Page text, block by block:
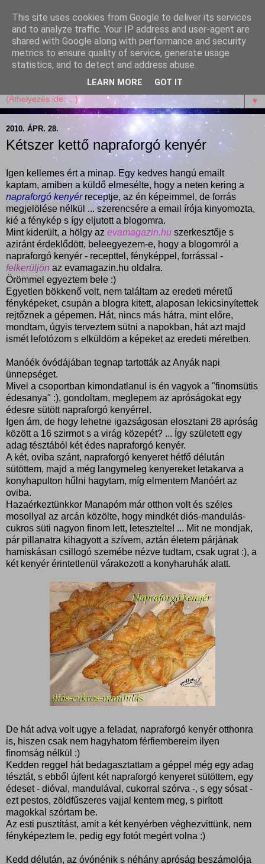
Garffyka
Szösszenetek a konyhámból, az életemből. Mosollyal,
receptekkel, vidámsággal, marcipánnal, csokival.
▼
2010. ÁPR. 28.
Kétszer kettő napraforgó kenyér
Igen kellemes ért a minap. Egy kedves hangú emailt
kaptam, amiben a küldő elmesélte, hogy a neten kering a
napraforgó kenyérreceptje, az én képeimmel, de forrás
megjelölése nélkül ... szerencsére a email írója kinyomozta,
kié a fénykép s így eljutott a blogomra.
Mint kiderült, a hölgy az evamagazin.hu szerkesztője s
aziránt érdeklődött, beleegyezem-e, hogy a blogomról a
napraforgó kenyér - recepttel, fényképpel, forrással -
felkerüljön az evamagazin.hu oldalra.
Örömmel egyeztem bele :)
Egyetlen bökkenő volt, nem találtam az eredeti méretű
fényképeket, csupán a blogra kitett, alaposan lekicsinyítettek
rejtőznek a gépemen. Hát, nincs más hátra, mint előre,
mondtam, úgyis terveztem sütni a napokban, hát azt majd
ismét lefotózom s elküldöm a képeket az eredeti méretben.
Manóék óvódájában tegnap tartották az Anyák napi
ünnepséget.
Mivel a csoportban kimondatlanul is én vagyok a "finomsütis
édesanya" :), gondoltam, meglepem az apróságokat egy
édesre sütött napraforgó kenyérrel.
Igen ám, de hogy lehetne igazságosan elosztani 28 apróság
között a 16 szirmot s a virág közepét? ... Így született egy
adag tésztából két édes napraforgó kenyér.
A két, oviba szánt, napraforgó kenyeret hétfő délután
sütöttem, majd a még langymeleg kenyereket letakarva a
konyhapulton hűlni hagytam, míg elmentem Manóért az
oviba.
Hazaérkeztünkkor Manapóm már otthon volt és széles
mosollyal az arcán közölte, hogy mindkét diós-mandulás-
cukros süti nagyon finom lett, letesztelte! ... Mit ne mondjak,
pár pillanatra kihagyott a szívem, aztán életem párjának
hamiskásan csillogó szemébe nézve tudtam, csak ugrat :), a
két kenyér érintetlenül várakozott a konyharuhák alatt.
De hát adva volt ugye a feladat, napraforgó kenyér otthonra
is, hiszen csak nem hagyhatom férfiembereim ilyen
finomság nélkül :)
Kedden reggel hát bedagasztattam a géppel még egy adag
tésztát, s ebből újfent két napraforgó kenyeret sütöttem, egy
édeset - dióval, mandulával, cukorral szórva -, s egy sósat -
ezt pestos, zöldfűszeres vajjal kentem meg, s pirított
magokkal szórtam be.
Az esti pusztítást, amit a két kenyérben véghezvittünk, nem
fényképeztem le, pedig egy fotót megért volna :)
Kedd délután, az óvónénik s néhány apróság beszámolója
This site uses cookies from Google to deliver its services
and to analyze traffic. Your IP address and user-agent are
shared with Google along with performance and security
metrics to ensure quality of service, generate usage
statistics, and to detect and address abuse.
LEARN MORE GOT IT